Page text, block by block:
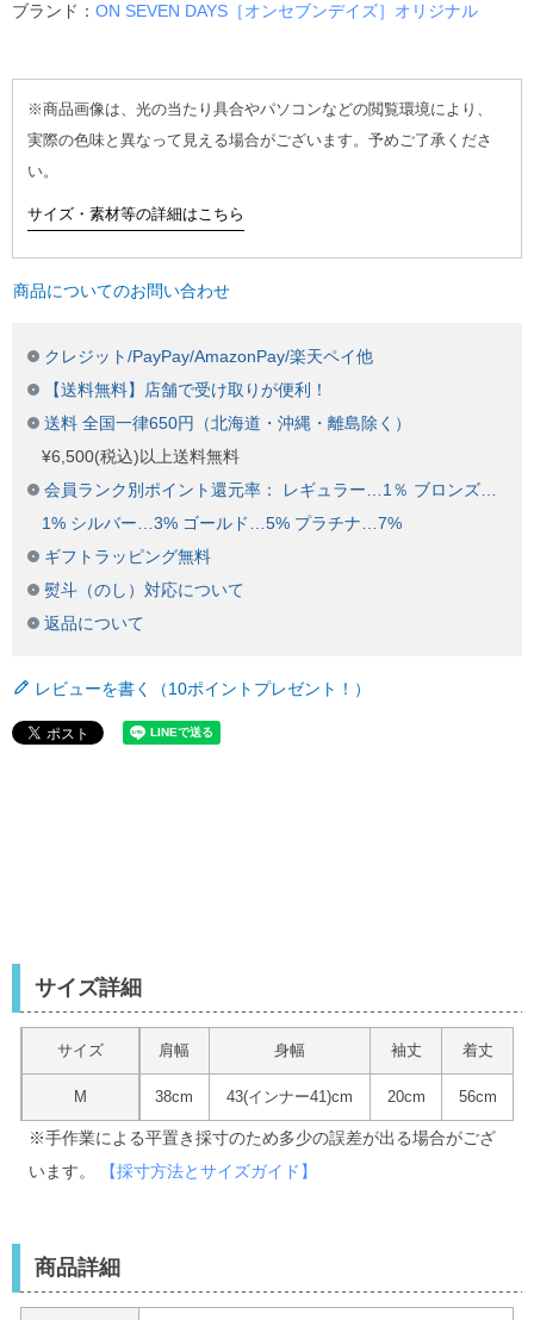
ブランド： ON SEVEN DAYS［オンセブンデイズ］オリジナル
※商品画像は、光の当たり具合やパソコンなどの閲覧環境により、
実際の色味と異なって見える場合がございます。予めご了承くださ
い。
サイズ・素材等の詳細はこちら
商品についてのお問い合わせ
クレジット/PayPay/AmazonPay/楽天ペイ他
【送料無料】店舗で受け取りが便利！
送料 全国一律650円（北海道・沖縄・離島除く）
¥6,500(税込)以上送料無料
会員ランク別ポイント還元率： レギュラー…1％ ブロンズ…
1% シルバー…3% ゴールド…5% プラチナ…7%
ギフトラッピング無料
熨斗（のし）対応について
返品について
レビューを書く（10ポイントプレゼント！）
サイズ詳細
サイズ 肩幅 身幅 袖丈 着丈
M 38cm 43(インナー41)cm 20cm 56cm
※手作業による平置き採寸のため多少の誤差が出る場合がござ
います。
【採寸方法とサイズガイド】
商品詳細